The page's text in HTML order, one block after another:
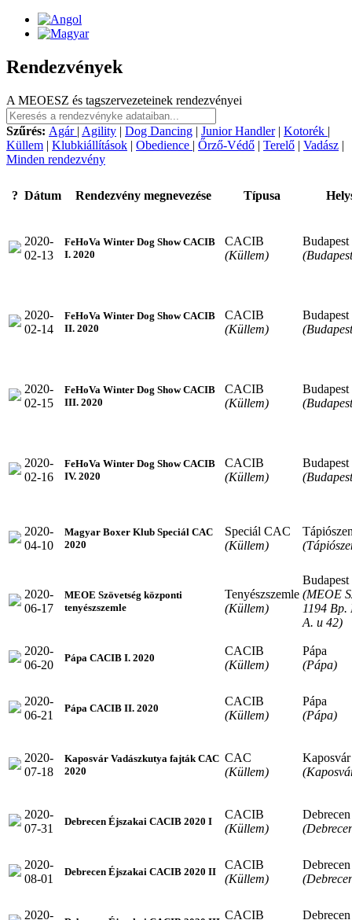
Rendezvények
A MEOESZ és tagszervezeteinek rendezvényei
Szűrés: Agár | Agility | Dog Dancing | Junior Handler| Kotorék |
Küllem | Klubkiállítások | Obedience | Őrző-Védő | Terelő | Vadász |
Minden rendezvény
? Dátum Rendezvény megnevezése Típusa
2020-
02-13
FeHoVa Winter Dog Show CACIB
I. 2020
CACIB
(Küllem)
Budapest
2020-
02-14
FeHoVa Winter Dog Show CACIB
II. 2020
CACIB
(Küllem)
Budapest
2020-
02-15
FeHoVa Winter Dog Show CACIB
III. 2020
CACIB
(Küllem)
Budapest
2020-
02-16
FeHoVa Winter Dog Show CACIB
IV. 2020
CACIB
(Küllem)
Budapest
2020-
04-10
Magyar Boxer Klub Speciál CAC
2020
Speciál CAC
(Küllem)
2020-
06-17
MEOE Szövetség központi
tenyészszemle
Tenyészszemle
(Küllem)
Budapest
(MEOE
1194
A. u 42)
2020-
06-20
Pápa CACIB I. 2020
CACIB
(Küllem)
Pápa
(Pápa)
2020-
06-21
Pápa CACIB II. 2020
CACIB
(Küllem)
Pápa
(Pápa)
2020-
07-18
Kaposvár Vadászkutya fajták CAC
2020
CAC
(Küllem)
Kaposvár
2020-
07-31
Debrecen Éjszakai CACIB 2020 I
CACIB
(Küllem)
Debrecen
2020-
08-01
Debrecen Éjszakai CACIB 2020 II
CACIB
(Küllem)
Debrecen
2020- CACIB Debrecen